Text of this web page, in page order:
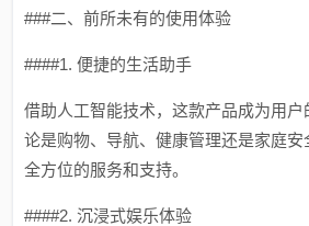
###二、前所未有的使用体验
####1. 便捷的生活助手
借助人工智能技术，这款产品成为用
论是购物、导航、健康管理还是家庭
全方位的服务和支持。
####2. 沉浸式娱乐体验